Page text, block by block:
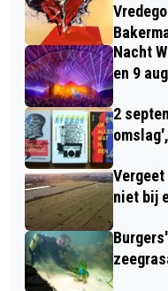
Nacht
en 9
2
niet bij